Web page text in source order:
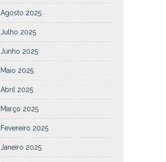
Agosto 2025
Julho 2025
Junho 2025
Maio 2025
Abril 2025
Março 2025
Fevereiro 2025
Janeiro 2025